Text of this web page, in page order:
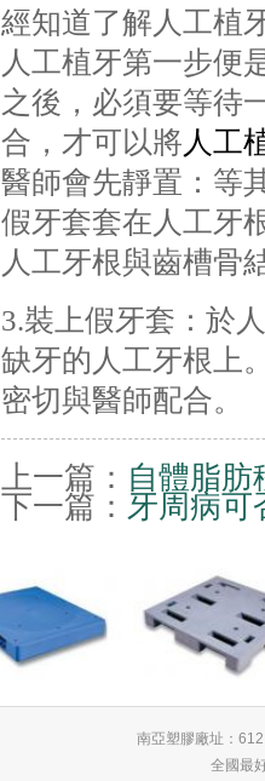
經知道了解人工植
人工植牙第一步便
之後，必須要等待
合，才可以將 人工
醫師會先靜置：等
假牙套套在人工牙
人工牙根與齒槽骨
3.裝上假牙套：於
缺牙的人工牙根上
密切與醫師配合。
上一篇： 自體脂肪
下一篇： 牙周病可
南亞塑膠廠址：
全國最